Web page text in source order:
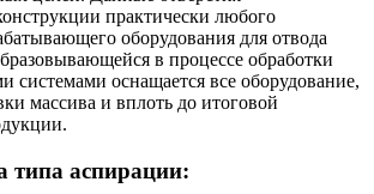
практически любого
оборудования для отвода
в процессе обработки
системами оснащается все оборудование,
массива и вплоть до итоговой
типа аспирации: